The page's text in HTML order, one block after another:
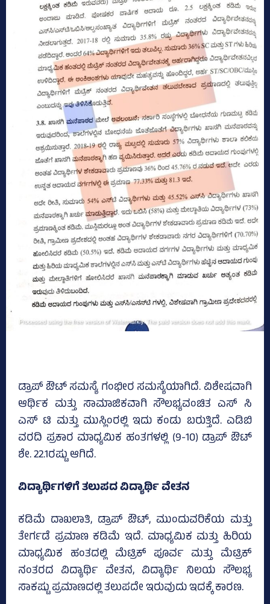
ಡ್ರಾಪ್‌ ಔಟ್‌ ಸಮಸ್ಯೆ ಗಂಭೀರ ಸಮಸ್ಯೆಯಾಗಿದೆ. ವಿಶೇಷವಾಗಿ
ಆರ್ಥಿಕ ಮತ್ತು ಸಾಮಾಜಿಕವಾಗಿ ಸೌಲಭ್ಯವಂಚಿತ ಎಸ್‌ ಸಿ
ಎಸ್‌ ಟಿ ಮತ್ತು ಮುಸ್ಲಿಂರಲ್ಲಿ ಇದು ಕಂಡು ಬರುತ್ತಿದೆ. ಎಡಿಬಿ
ವರದಿ ಪ್ರಕಾರ ಮಾಧ್ಯಮಿಕ ಹಂತಗಳಲ್ಲಿ (9-10) ಡ್ರಾಪ್‌ ಔಟ್‌
ಶೇ. 22.1ರಷ್ಟು ಆಗಿದೆ.
ವಿದ್ಯಾರ್ಥಿಗಳಿಗೆ ತಲುಪದ ವಿದ್ಯಾರ್ಥಿ ವೇತನ
ಕಡಿಮೆ ದಾಖಲಾತಿ, ಡ್ರಾಪ್ ಔಟ್, ಮುಂದುವರಿಕೆಯ ಮತ್ತು
ತೇರ್ಗಡೆ ಪ್ರಮಾಣ ಕಡಿಮೆ ಇದೆ. ಮಾಧ್ಯಮಿಕ ಮತ್ತು ಹಿರಿಯ
ಮಾಧ್ಯಮಿಕ ಹಂತದಲ್ಲಿ ಮೆಟ್ರಿಕ್‌ ಪೂರ್ವ ಮತ್ತು ಮೆಟ್ರಿಕ್‌
ನಂತರದ ವಿದ್ಯಾರ್ಥಿ ವೇತನ, ವಿದ್ಯಾರ್ಥಿ ನಿಲಯ ಸೌಲಭ್ಯ
ಸಾಕಷ್ಟು ಪ್ರಮಾಣದಲ್ಲಿ ತಲುಪದೇ ಇರುವುದು ಇದಕ್ಕೆ ಕಾರಣ.